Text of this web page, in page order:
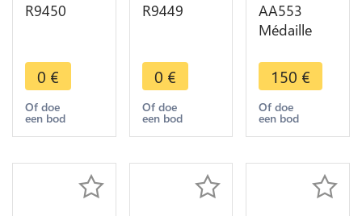
R9450
0 €
Of doe
een bod
R9449
0 €
Of doe
een bod
AA553
Médaille
Poquelin
Poète
Comédien
Jeudistes
Michaut
150 €
Of doe
een bod